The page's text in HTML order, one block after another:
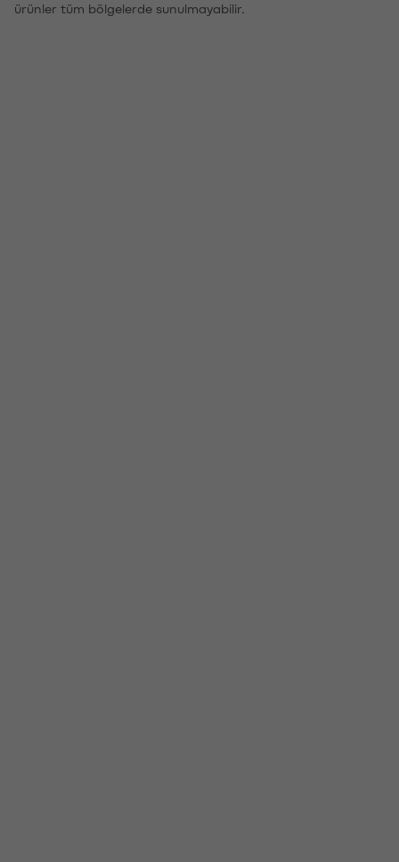
ürünler tüm bölgelerde sunulmayabilir.